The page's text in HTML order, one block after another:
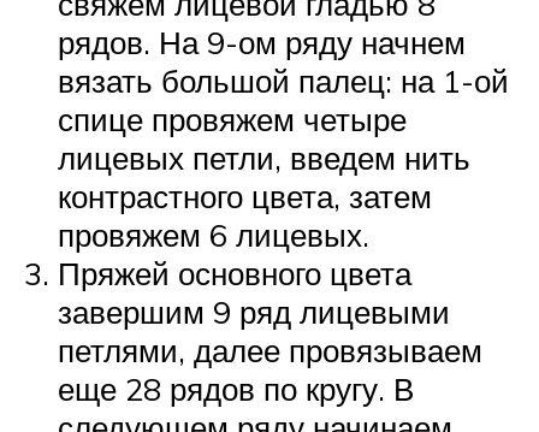
рядов. На 9-ом ряду начнем
вязать большой палец: на 1-ой
спице провяжем четыре
лицевых петли, введем нить
контрастного цвета, затем
провяжем 6 лицевых.
Пряжей основного цвета
завершим 9 ряд лицевыми
петлями, далее провязываем
еще 28 рядов по кругу. В